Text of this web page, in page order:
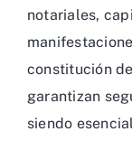
notariales,
constitución
garantizan
siendo